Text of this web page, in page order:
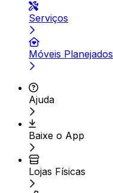
Serviços
Móveis Planejados
Ajuda
Baixe o App
Lojas Físicas